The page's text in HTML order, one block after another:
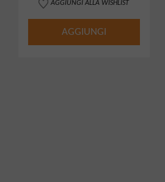
AGGIUNGI ALLA WISHLIST
AGGIUNGI